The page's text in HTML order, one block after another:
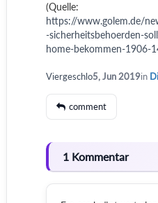
(Quelle:
https://www.golem.de/
-sicherheitsbehoerden-
home-bekommen-1906-
Viergeschlo5, Jun 2019in
comment
1 Kommentar